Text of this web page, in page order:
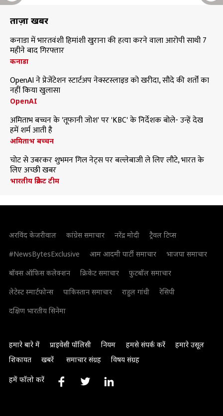
ताज़ा खबरें
कनाडा में भारतवंशी हिमांशी खुराना की हत्या करने वाला आरोपी साथी 7
महीने बाद गिरफ्तार
कनाडा
OpenAI ने प्रेजेंटेशन स्टार्टअप नेक्स्टस्लाइड को खरीदा, सौदे की शर्तों का
नहीं किया खुलासा
OpenAI
अमिताभ बच्चन के 'तूफानी जोश' पर 'KBC' के निर्देशक बोले- उन्हें देख
हमें शर्म आती है
अमिताभ बच्चन
चोट से उबरकर शुभमन गिल नेट्स पर बल्लेबाजी ले लिए लौटे, भारत के
लिए अच्छी खबर
भारतीय क्रिकेट टीम
अरविंद केजरीवाल कांग्रेस समाचार नरेंद्र मोदी
ट्रैवल टिप्स
#NewsBytesExclusive
आम आदमी पार्टी समाचार
भाजपा समाचार
बॉक्स ऑफिस कलेक्शन
क्रिकेट समाचार
फुटबॉल समाचार
लेटेस्ट स्मार्टफोन्स
पाकिस्तान समाचार राहुल गांधी
रेसिपी
दक्षिण भारतीय सिनेमा
हमारे बारे में प्राइवेसी पॉलिसी नियम हमसे संपर्क करें
हमारे उसूल
शिकायत
खबरें समाचार संग्रह विषय संग्रह
हमें फॉलो करें